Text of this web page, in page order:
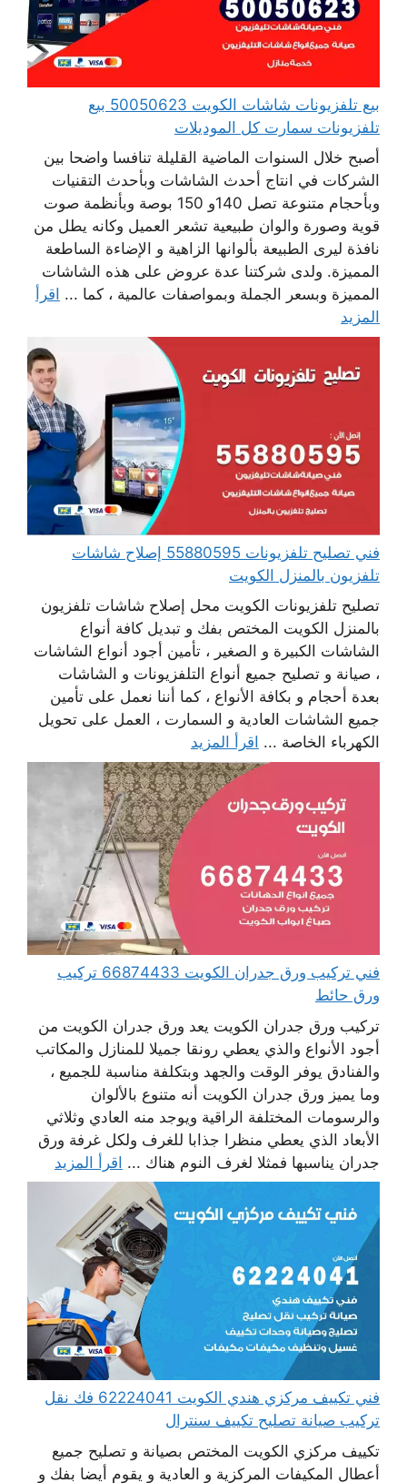
بيع تلفزيونات شاشات الكويت 50050623 بيع
تلفزيونات سمارت كل الموديلات
أصبح خلال السنوات الماضية القليلة تنافسا واضحا بين
الشركات في انتاج أحدث الشاشات وبأحدث التقنيات
وبأحجام متنوعة تصل 140و 150 بوصة وبأنظمة صوت
قوية وصورة والوان طبيعية تشعر العميل وكانه يطل من
نافذة ليرى الطبيعة بألوانها الزاهية و الإضاءة الساطعة
المميزة. ولدى شركتنا عدة عروض على هذه الشاشات
المميزة وبسعر الجملة وبمواصفات عالمية ، كما ... اقرأ
المزيد
فني تصليح تلفزيونات 55880595 إصلاح شاشات
تلفزيون بالمنزل الكويت
تصليح تلفزيونات الكويت محل إصلاح شاشات تلفزيون
بالمنزل الكويت المختص بفك و تبديل كافة أنواع
الشاشات الكبيرة و الصغير ، تأمين أجود أنواع الشاشات
، صيانة و تصليح جميع أنواع التلفزيونات و الشاشات
بعدة أحجام و بكافة الأنواع ، كما أننا نعمل على تأمين
جميع الشاشات العادية و السمارت ، العمل على تحويل
الكهرباء الخاصة ... اقرأ المزيد
فني تركيب ورق جدران الكويت 66874433 تركيب
ورق حائط
تركيب ورق جدران الكويت يعد ورق جدران الكويت من
أجود الأنواع والذي يعطي رونقا جميلا للمنازل والمكاتب
والفنادق يوفر الوقت والجهد وبتكلفة مناسبة للجميع ،
وما يميز ورق جدران الكويت أنه متنوع بالألوان
والرسومات المختلفة الراقية ويوجد منه العادي وثلاثي
الأبعاد الذي يعطي منظرا جذابا للغرف ولكل غرفة ورق
جدران يناسبها فمثلا لغرف النوم هناك ... اقرأ المزيد
فني تكييف مركزي هندي الكويت 62224041 فك نقل
تركيب صيانة تصليح تكييف سنترال
تكييف مركزي الكويت المختص بصيانة و تصليح جميع
أعطال المكيفات المركزية و العادية و يقوم أيضا بفك و